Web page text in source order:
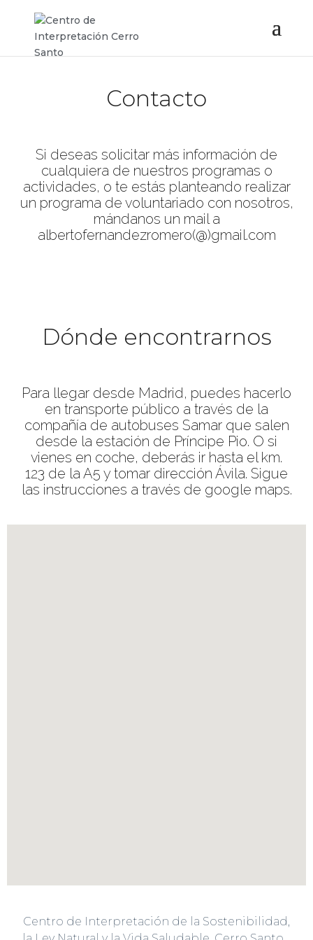
Contacto
Si deseas solicitar más información de
cualquiera de nuestros programas o
actividades, o te estás planteando realizar
un programa de voluntariado con nosotros,
mándanos un mail a
albertofernandezromero(@)gmail.com
Dónde encontrarnos
Para llegar desde Madrid, puedes hacerlo
en transporte público a través de la
compañía de autobuses Samar que salen
desde la estación de Príncipe Pio. O si
vienes en coche, deberás ir hasta el km.
123 de la A5 y tomar dirección Ávila. Sigue
las instrucciones a través de google maps.
Centro de Interpretación de la Sostenibilidad,